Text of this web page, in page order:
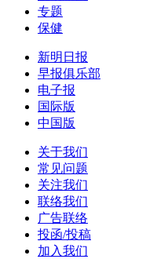
专题
保健
新明日报
早报俱乐部
电子报
国际版
中国版
关于我们
常见问题
关注我们
联络我们
广告联络
投函/投稿
加入我们